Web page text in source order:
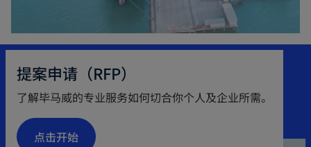
提案申请（RFP）
了解毕马威的专业服务如何切合你个人及企业所需。
点击开始